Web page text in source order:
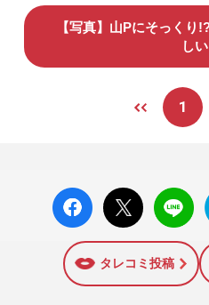
【写真】山Pにそっくり
しい
1
facebo
ok い
X ポス
ト
LINE
タレコミ投稿